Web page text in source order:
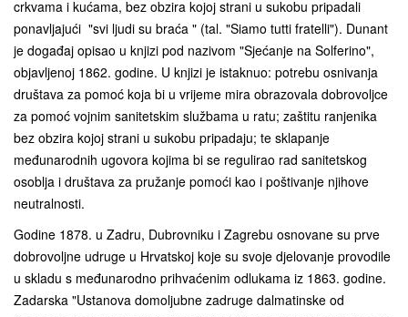
crkvama i kućama, bez obzira kojoj strani u sukobu pripadali
ponavljajući "svi ljudi su braća " (tal. "Siamo tutti fratelli"). Dunant
je događaj opisao u knjizi pod nazivom "Sjećanje na Solferino",
objavljenoj 1862. godine. U knjizi je istaknuo: potrebu osnivanja
društava za pomoć koja bi u vrijeme mira obrazovala dobrovoljce
za pomoć vojnim sanitetskim službama u ratu; zaštitu ranjenika
bez obzira kojoj strani u sukobu pripadaju; te sklapanje
međunarodnih ugovora kojima bi se regulirao rad sanitetskog
osoblja i društava za pružanje pomoći kao i poštivanje njihove
neutralnosti.
Godine 1878. u Zadru, Dubrovniku i Zagrebu osnovane su prve
dobrovoljne udruge u Hrvatskoj koje su svoje djelovanje provodile
u skladu s međunarodno prihvaćenim odlukama iz 1863. godine.
Zadarska "Ustanova domoljubne zadruge dalmatinske od